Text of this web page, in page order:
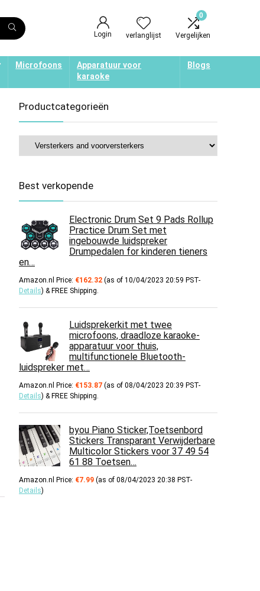
Login verlanglijst
0
Vergelijken
Microfoons
Apparatuur voor
karaoke
Blogs
Productcategorieën
Best verkopende
Electronic Drum Set 9 Pads Rollup
Practice Drum Set met
ingebouwde luidspreker
Drumpedalen for kinderen tieners
en…
Amazon.nl Price: €162.32 (as of 10/04/2023 20:59 PST-
Details) & FREE Shipping.
Luidsprekerkit met twee
microfoons, draadloze karaoke-
apparatuur voor thuis,
multifunctionele Bluetooth-
luidspreker met…
Amazon.nl Price: €153.87 (as of 08/04/2023 20:39 PST-
Details) & FREE Shipping.
byou Piano Sticker,Toetsenbord
Stickers Transparant Verwijderbare
Multicolor Stickers voor 37 49 54
61 88 Toetsen…
Amazon.nl Price: €7.99 (as of 08/04/2023 20:38 PST-
Details)